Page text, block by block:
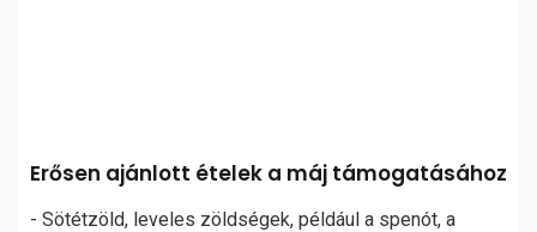
Erősen ajánlott ételek a máj támogatásához
- Sötétzöld, leveles zöldségek, például a spenót, a